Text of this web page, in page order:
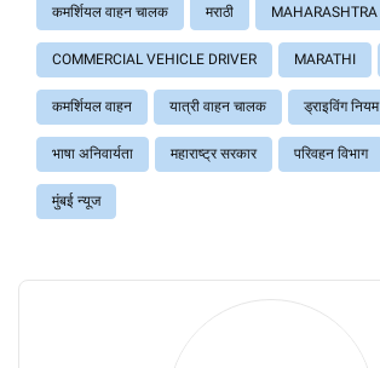
कमर्शियल वाहन चालक मराठी MAHARASHTRA
COMMERCIAL VEHICLE DRIVER MARATHI
कमर्शियल वाहन यात्री वाहन चालक ड्राइविंग नियम
भाषा अनिवार्यता महाराष्ट्र सरकार परिवहन विभाग
मुंबई न्यूज